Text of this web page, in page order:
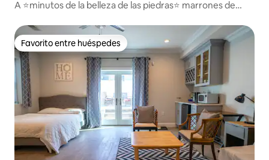
A ⭐minutos de la belleza de las piedras⭐ marrones de
Favorito entre huéspedes
Favorito entre huéspedes